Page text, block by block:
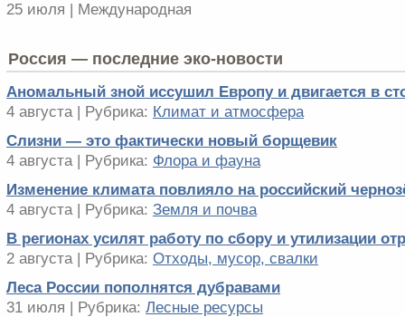
25 июля | Международная
Россия — последние эко-новости
Аномальный зной иссушил Европу и двигается в
4 августа | Рубрика: Климат и атмосфера
Слизни — это фактически новый борщевик
4 августа | Рубрика: Флора и фауна
Изменение климата повлияло на российский
4 августа | Рубрика: Земля и почва
В регионах усилят работу по сбору и утилизации
2 августа | Рубрика: Отходы, мусор, свалки
Леса России пополнятся дубравами
31 июля | Рубрика: Лесные ресурсы